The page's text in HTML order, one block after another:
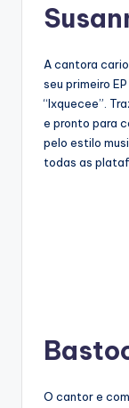
A cantora
seu primeiro
“Ixquecee”.
e pronto para
pelo estilo
todas as
O cantor e